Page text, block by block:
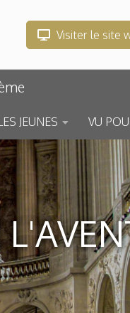
Visiter le site
JEUNES VU